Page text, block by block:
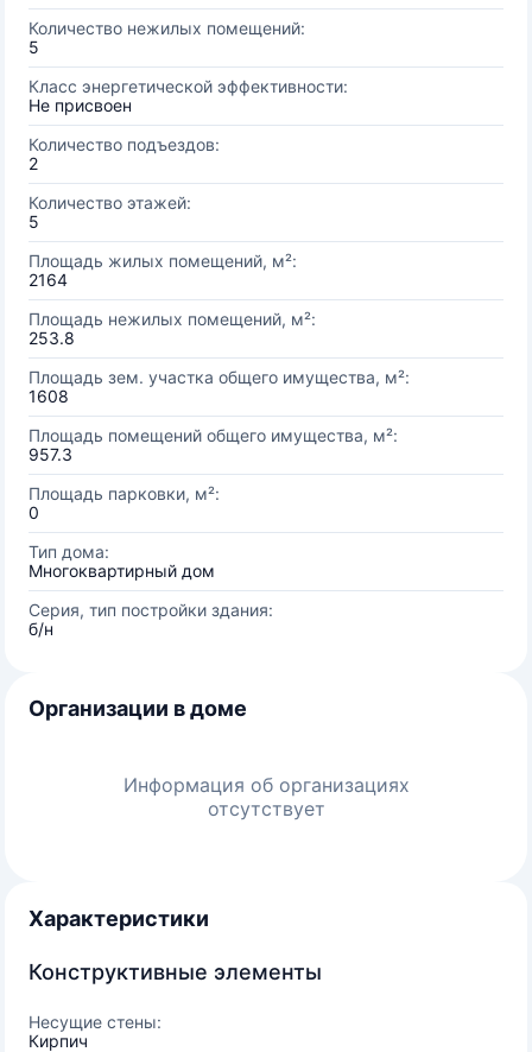
Количество нежилых помещений:
5
Класс энергетической эффективности:
Не присвоен
Количество подъездов:
2
Количество этажей:
5
Площадь жилых помещений, м²:
2164
Площадь нежилых помещений, м²:
253.8
Площадь зем. участка общего имущества, м²:
1608
Площадь помещений общего имущества, м²:
957.3
Площадь парковки, м²:
0
Тип дома:
Многоквартирный дом
Серия, тип постройки здания:
б/н
Организации в доме
Информация об организациях
отсутствует
Характеристики
Конструктивные элементы
Несущие стены:
Кирпич